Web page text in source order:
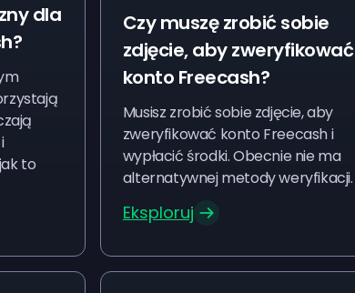
dla
to
Czy muszę zrobić sobie
zdjęcie, aby zweryfikować
konto Freecash?
Musisz zrobić sobie zdjęcie, aby
zweryfikować konto Freecash i
wypłacić środki. Obecnie nie ma
alternatywnej metody weryfikacji.
Eksploruj